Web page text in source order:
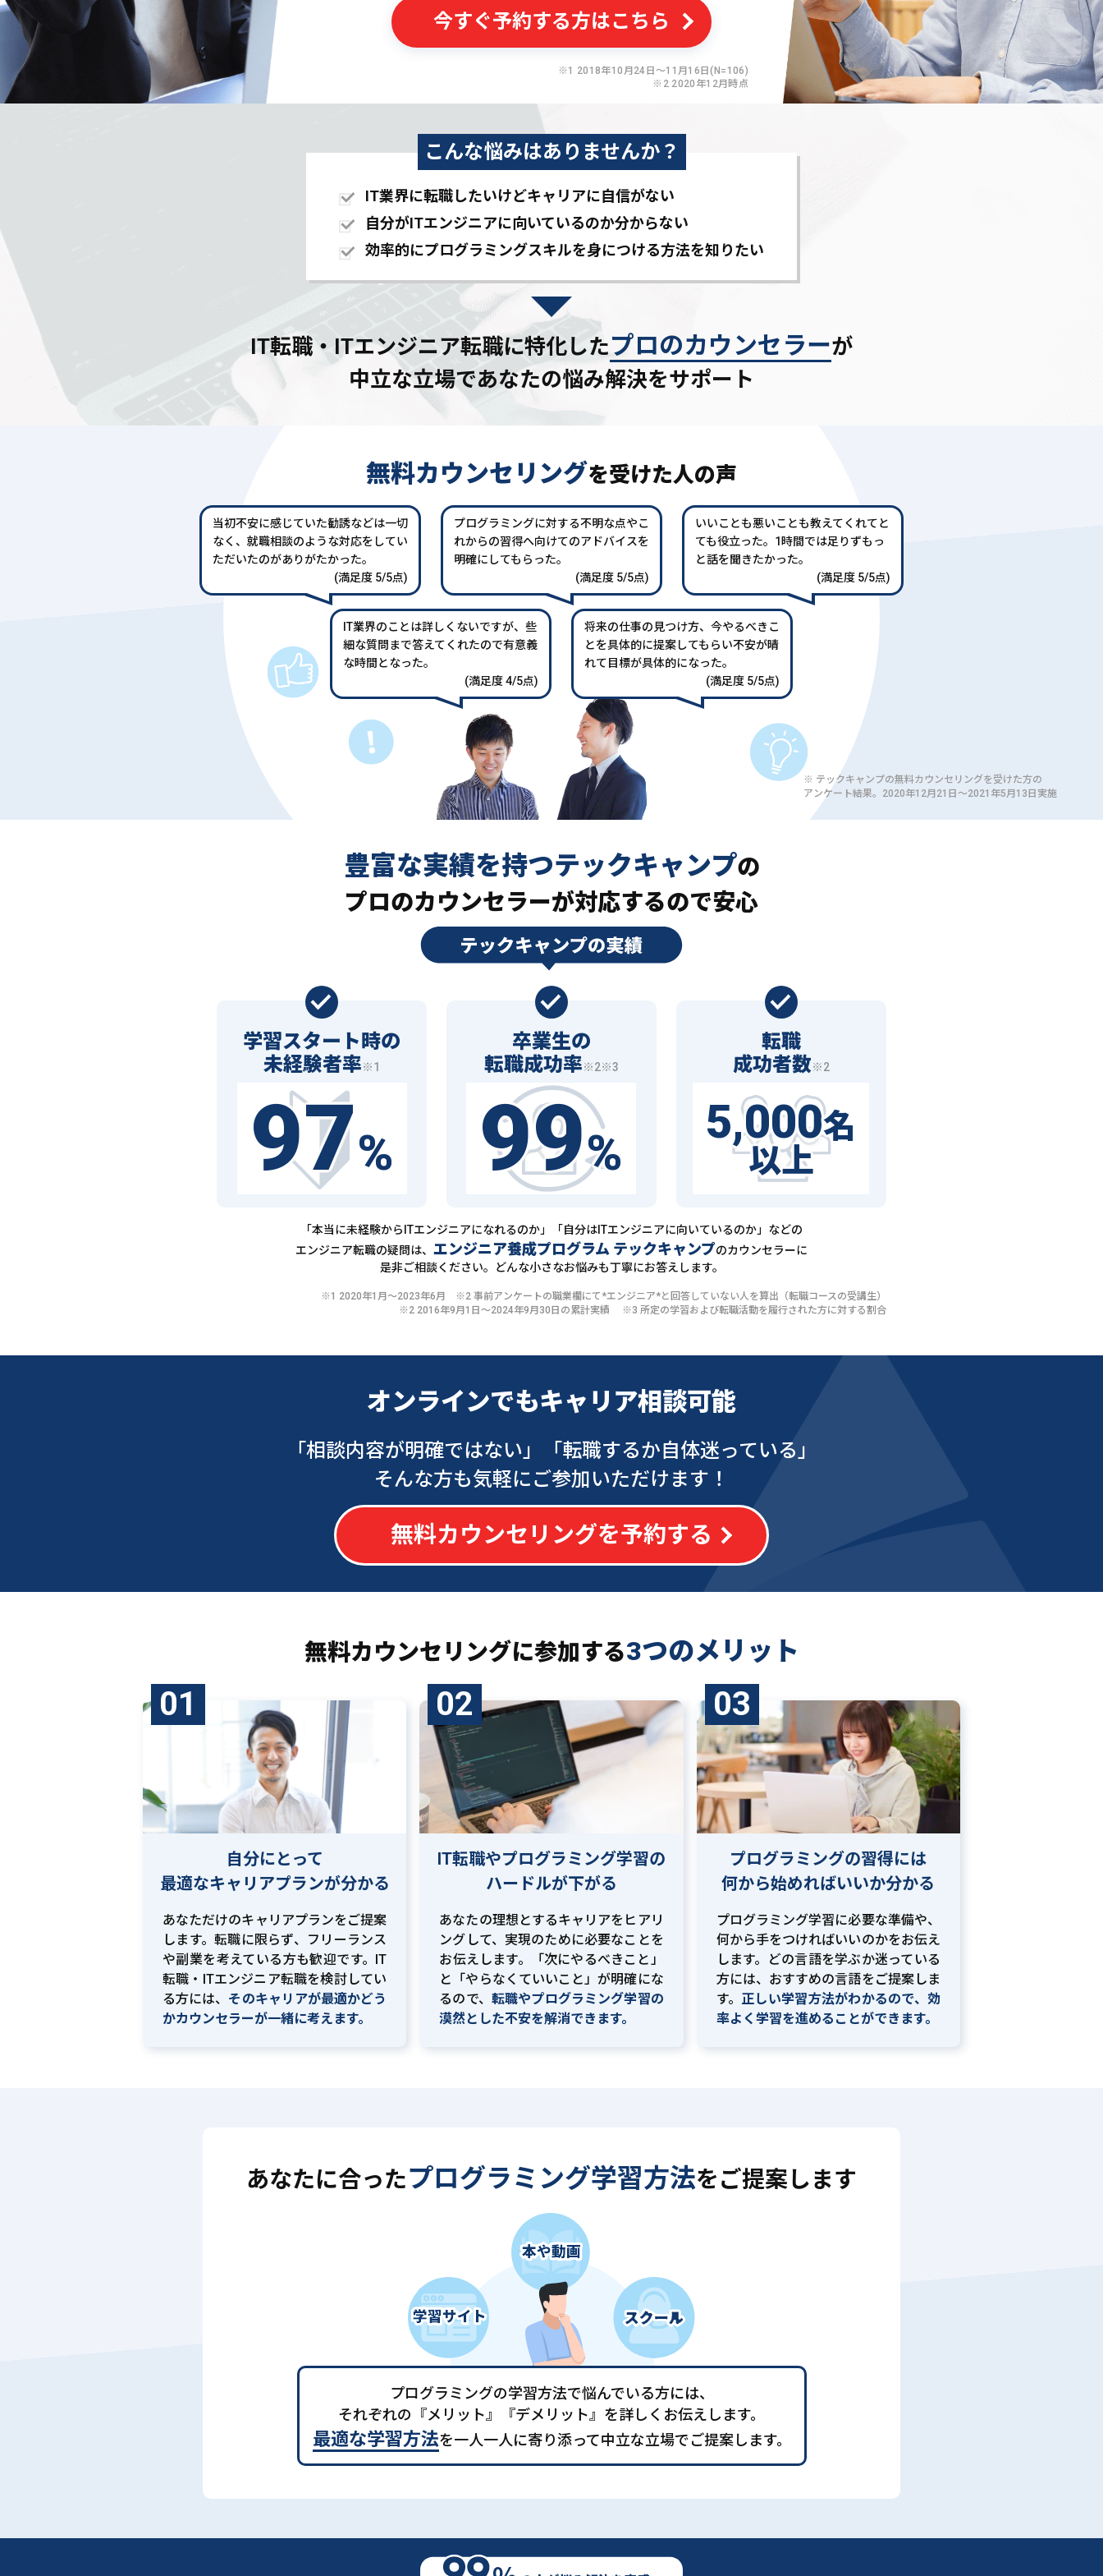
今すぐ予約する方はこちら
※1 2018年10月24日〜11月16日(N=106)
※2 2020年12月時点
こんな悩みはありませんか？
IT業界に転職したいけどキャリアに自信がない
自分がITエンジニアに向いているのか分からない
効率的にプログラミングスキルを身につける方法を知りたい
IT転職・ITエンジニア転職に特化したプロのカウンセラーが
中立な立場であなたの悩み解決をサポート
無料カウンセリングを受けた人の声
当初不安に感じていた勧誘などは一切
なく、就職相談のような対応をしてい
ただいたのがありがたかった。
(満足度 5/5点)
プログラミングに対する不明な点やこ
れからの習得へ向けてのアドバイスを
明確にしてもらった。
(満足度 5/5点)
いいことも悪いことも教えてくれてと
ても役立った。1時間では足りずもっ
と話を聞きたかった。
(満足度 5/5点)
IT業界のことは詳しくないですが、些
細な質問まで答えてくれたので有意義
な時間となった。
(満足度 4/5点)
将来の仕事の見つけ方、今やるべきこ
とを具体的に提案してもらい不安が晴
れて目標が具体的になった。
(満足度 5/5点)
※ テックキャンプの無料カウンセリングを受けた方の
アンケート結果。2020年12月21日〜2021年5月13日実施
豊富な実績を持つテックキャンプの
プロのカウンセラーが対応するので安心
学習スタート時の
未経験者率※1
97%
卒業生の
転職成功率※2※3
99%
転職
成功者数※2
5,000名
以上
「本当に未経験からITエンジニアになれるのか」「自分はITエンジニアに向いているのか」などの
エンジニア転職の疑問は、 エンジニア養成プログラム テックキャンプのカウンセラーに
是非ご相談ください。どんな小さなお悩みも丁寧にお答えします。
※1 2020年1月〜2023年6月 ※2 事前アンケートの職業欄にて*エンジニア*と回答していない人を算出（転職コースの受講生）
※2 2016年9月1日〜2024年9月30日の累計実績 ※3 所定の学習および転職活動を履行された方に対する割合
オンラインでもキャリア相談可能
「相談内容が明確ではない」
「転職するか自体迷っている」
そんな方も気軽にご参加いただけます！
無料カウンセリングを予約する
無料カウンセリングに参加する3つのメリット
01
自分にとって
最適なキャリアプランが分かる
あなただけのキャリアプランをご提案
します。転職に限らず、フリーランス
や副業を考えている方も歓迎です。IT
転職・ITエンジニア転職を検討してい
る方には、 そのキャリアが最適かどう
かカウンセラーが一緒に考えます。
02
IT転職やプログラミング学習の
ハードルが下がる
あなたの理想とするキャリアをヒアリ
ングして、実現のために必要なことを
お伝えします。「次にやるべきこと」
と「やらなくていいこと」が明確にな
るので、 転職やプログラミング学習の
漠然とした不安を解消できます。
03
プログラミングの習得には
何から始めればいいか分かる
プログラミング学習に必要な準備や、
何から手をつければいいのかをお伝え
します。どの言語を学ぶか迷っている
方には、おすすめの言語をご提案しま
す。 正しい学習方法がわかるので、効
率よく学習を進めることができます。
あなたに合ったプログラミング学習方法をご提案します
プログラミングの学習方法で悩んでいる方には、
それぞれの『メリット』『デメリット』を詳しくお伝えします。
最適な学習方法を一人一人に寄り添って中立な立場でご提案します。